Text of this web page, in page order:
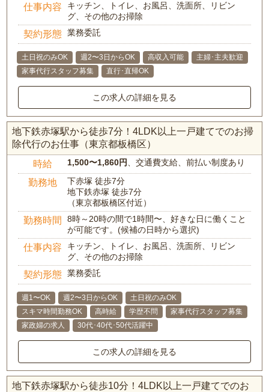
仕事内容
キッチン、トイレ、お風呂、洗面所、リビン
グ、その他のお掃除
契約形態 業務委託
土日祝のみOK 週2〜3日からOK 高収入可能
主婦･主夫歓迎
家事代行スタッフ募集
直行･直帰OK
この求人の詳細を見る
地下鉄赤塚駅から徒歩7分！4LDK以上一戸建てでのお掃
除代行のお仕事（東京都板橋区）
時給 1,500〜1,860円、交通費支給、前払い制度あり
勤務地
下赤塚 徒歩7分
地下鉄赤塚 徒歩7分
（東京都板橋区付近）
勤務時間
8時～20時の間で1時間〜、好きな日に働くこと
が可能です。(候補の日時から選択)
仕事内容
キッチン、トイレ、お風呂、洗面所、リビン
グ、その他のお掃除
契約形態 業務委託
週1〜OK 週2〜3日からOK
土日祝のみOK
スキマ時間勤務OK
高時給 学歴不問
家事代行スタッフ募集
家政婦の求人
30代･40代･50代活躍中
この求人の詳細を見る
地下鉄赤塚駅から徒歩10分！4LDK以上一戸建てでのお